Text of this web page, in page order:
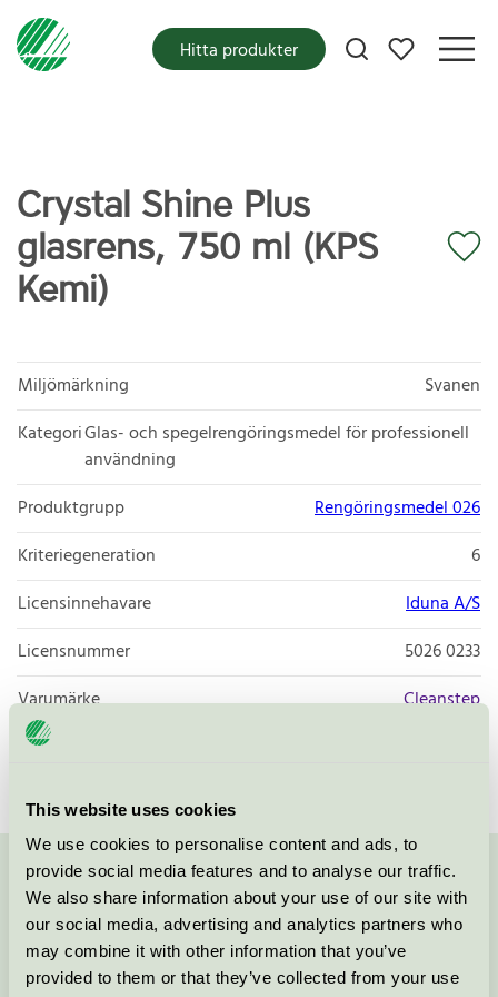
This website uses cookies
We use cookies to personalise content and ads, to
provide social media features and to analyse our traffic.
We also share information about your use of our site with
our social media, advertising and analytics partners who
may combine it with other information that you’ve
provided to them or that they’ve collected from your use
Mina favoriter
Hitta produkter
Crystal Shine Plus
glasrens, 750 ml (KPS
Kemi)
Miljömärkning
Svanen
KategoriGlas- och spegelrengöringsmedel för professionell
användning
Produktgrupp
Rengöringsmedel 026
Kriteriegeneration
6
Licensinnehavare
Iduna A/S
Licensnummer
5026 0233
Varumärke
Cleanstep
Licensnummer
Kontakta oss på08-55 55 24 00eller via formuläret: